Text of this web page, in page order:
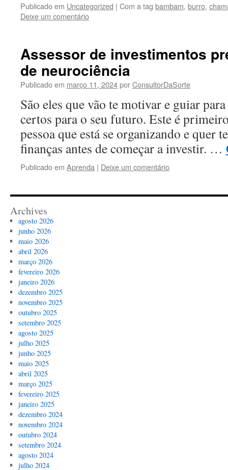
Publicado em Uncategorized | Com a tag bambam, burro,
Deixe um comentário
Assessor de investimentos
de neurociência
Publicado em março 11, 2024porConsultorDaSorte
São eles que vão te motivar e guiar
certos para o seu futuro. Este é
pessoa que está se organizando e quer
finanças antes de começar a investir. …
Publicado em Aprenda | Deixe um comentário
Archives
agosto 2026
junho 2026
maio 2026
abril 2026
março 2026
fevereiro 2026
janeiro 2026
dezembro 2025
novembro 2025
outubro 2025
setembro 2025
agosto 2025
julho 2025
junho 2025
maio 2025
abril 2025
março 2025
fevereiro 2025
janeiro 2025
dezembro 2024
novembro 2024
outubro 2024
setembro 2024
agosto 2024
julho 2024